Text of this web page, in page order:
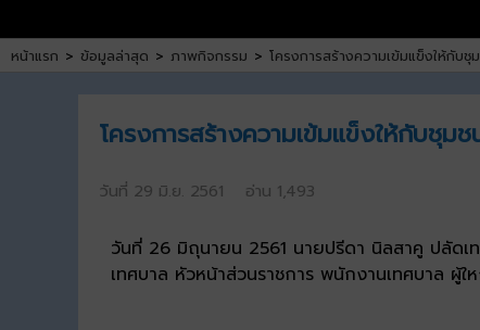
หน้าแรก > ข้อมูลล่าสุด > ภาพกิจกรรม > โครงการสร้างความเข้มแข็งให้กับ
โครงการสร้างความเข้มแข็งให้กับชุม
วันที่ 29 มิ.ย. 2561 อ่าน 1,493
วันที่ 26 มิถุนายน 2561 นายปรีดา นิลสาคู ปลัดเ
เทศบาล หัวหน้าส่วนราชการ พนักงานเทศบาล ผู้